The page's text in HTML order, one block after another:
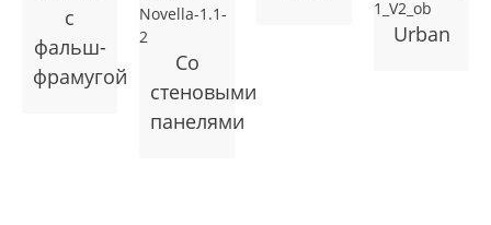
с
фальш-
фрамугой
Cо
стеновыми
панелями
Urban